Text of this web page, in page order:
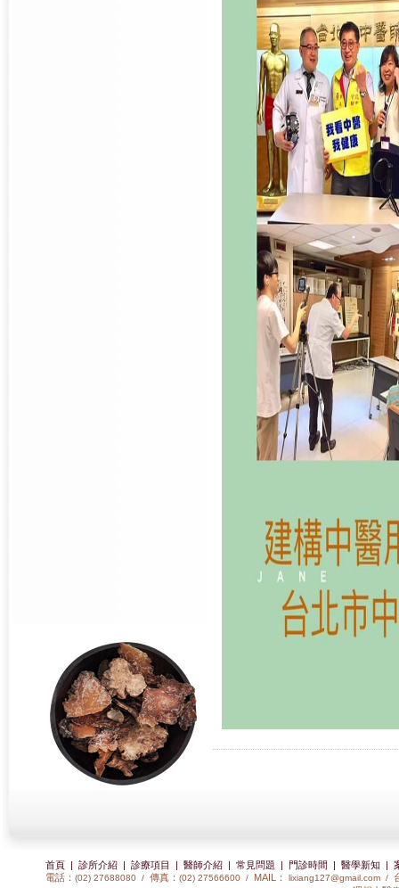
首頁| 診所介紹| 診療項目 | 醫師介紹| 常見問題 | 門診時間 | 醫學新知 |
電話： (02) 27688080 / 傳真： (02) 27566600 / MAIL： lixiang127@gmail.com /